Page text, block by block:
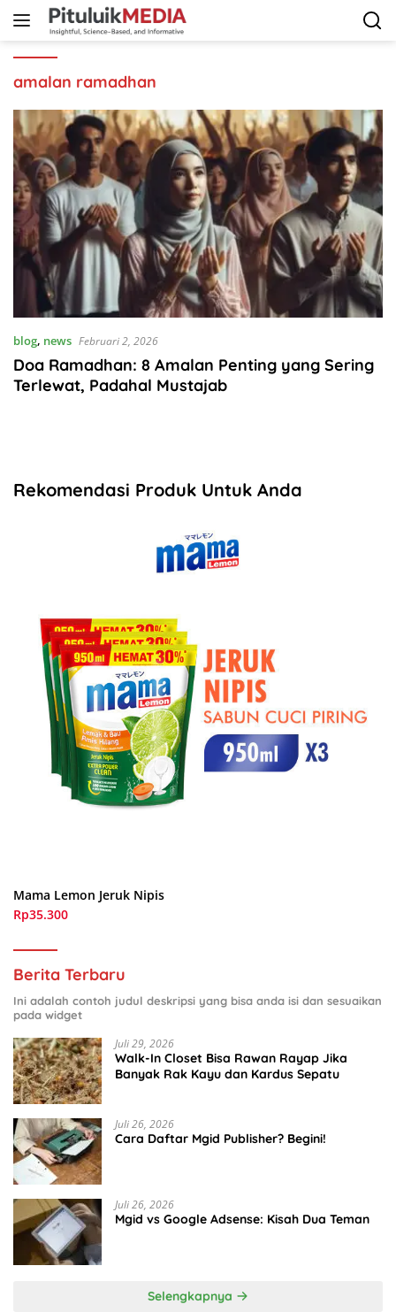
Langsung
amalan ramadhan
blog, news Februari 2, 2026
Doa Ramadhan: 8 Amalan Penting yang Sering
Terlewat, Padahal Mustajab
Rekomendasi Produk Untuk Anda
Mama Lemon Jeruk Nipis
Rp35.300
Berita Terbaru
Ini adalah contoh judul deskripsi yang bisa anda isi dan sesuaikan
pada widget
Juli 29, 2026
Walk-In Closet Bisa Rawan Rayap Jika
Banyak Rak Kayu dan Kardus Sepatu
Juli 26, 2026
Cara Daftar Mgid Publisher? Begini!
Juli 26, 2026
Mgid vs Google Adsense: Kisah Dua Teman
Selengkapnya